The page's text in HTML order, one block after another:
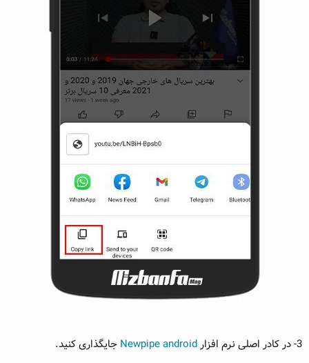
3- در کادر اصلی نرم افزار Newpipe android جایگذاری کنید.